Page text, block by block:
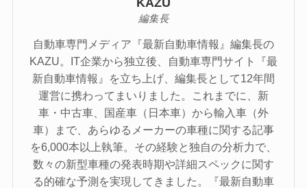
編集長
自動車専門メディア『最新自動車情報』編集長の
KAZU。IT企業から独立後、自動車専門サイト『最
新自動車情報』を立ち上げ、編集長として12年間
運営に携わってまいりました。これまでに、新
車・中古車、国産車（日本車）から輸入車（外
車）まで、あらゆるメーカーの車種に関する記事
を6,000本以上執筆。その経験と独自の分析力で、
数々の新型車種の発表時期や詳細スペックに関す
る的確な予測を実現してきました。『最新自動車